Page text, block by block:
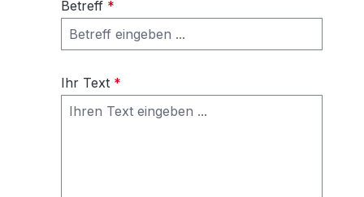
Betreff *
Ihr Text *